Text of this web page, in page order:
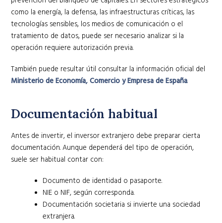
como la energía, la defensa, las infraestructuras críticas, las
tecnologías sensibles, los medios de comunicación o el
tratamiento de datos, puede ser necesario analizar si la
operación requiere autorización previa.
También puede resultar útil consultar la información oficial del
Ministerio de Economía, Comercio y Empresa de España.
Documentación habitual
Antes de invertir, el inversor extranjero debe preparar cierta
documentación. Aunque dependerá del tipo de operación,
suele ser habitual contar con:
Documento de identidad o pasaporte.
NIE o NIF, según corresponda.
Documentación societaria si invierte una sociedad
extranjera.